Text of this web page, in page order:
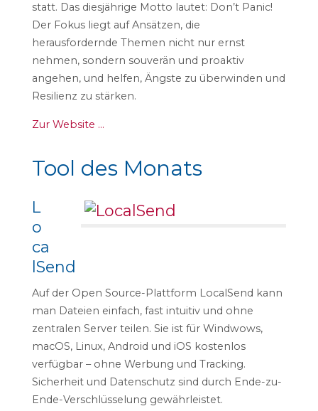
statt. Das diesjährige Motto lautet: Don’t Panic!
Der Fokus liegt auf Ansätzen, die
herausfordernde Themen nicht nur ernst
nehmen, sondern souverän und proaktiv
angehen, und helfen, Ängste zu überwinden und
Resilienz zu stärken.
Zur Website …
Tool des Monats
L
o
ca
lSend
Auf der Open Source-Plattform LocalSend kann
man Dateien einfach, fast intuitiv und ohne
zentralen Server teilen. Sie ist für Windwows,
macOS, Linux, Android und iOS kostenlos
verfügbar – ohne Werbung und Tracking.
Sicherheit und Datenschutz sind durch Ende-zu-
Ende-Verschlüsselung gewährleistet.